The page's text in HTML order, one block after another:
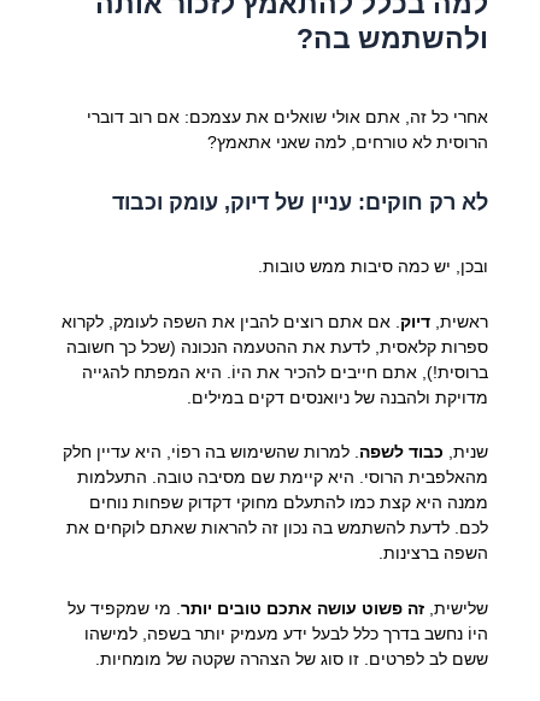
ולהשתמש בה?
אחרי כל זה, אתם אולי שואלים את עצמכם: אם רוב דוברי
הרוסית לא טורחים, למה שאני אתאמץ?
לא רק חוקים: עניין של דיוק, עומק וכבוד
ובכן, יש כמה סיבות ממש טובות.
ראשית, דיוק. אם אתם רוצים להבין את השפה לעומק, לקרוא
ספרות קלאסית, לדעת את ההטעמה הנכונה (שכל כך חשובה
ברוסית!), אתם חייבים להכיר את היוֹ. היא המפתח להגייה
מדויקת ולהבנה של ניואנסים דקים במילים.
שנית, כבוד לשפה . למרות שהשימוש בה רפוֹי, היא עדיין חלק
מהאלפבית הרוסי. היא קיימת שם מסיבה טובה. התעלמות
ממנה היא קצת כמו להתעלם מחוקי דקדוק שפחות נוחים
לכם. לדעת להשתמש בה נכון זה להראות שאתם לוקחים את
השפה ברצינות.
שלישית, זה פשוט עושה אתכם טובים יותר. מי שמקפיד על
היוֹ נחשב בדרך כלל לבעל ידע מעמיק יותר בשפה, למישהו
ששם לב לפרטים. זו סוג של הצהרה שקטה של מומחיות.